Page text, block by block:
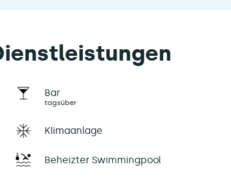
Bar
tagsüber
Klimaanlage
Beheizter Swimmingpool